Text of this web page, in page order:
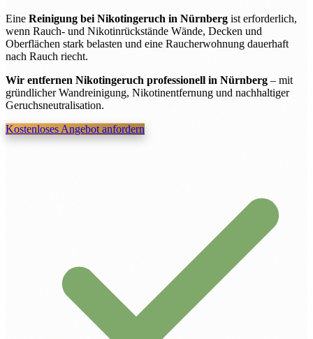
Eine Reinigung bei Nikotingeruch in Nürnberg ist erforderlich,
wenn Rauch- und Nikotinrückstände Wände, Decken und
Oberflächen stark belasten und eine Raucherwohnung dauerhaft
nach Rauch riecht.
Wir entfernen Nikotingeruch professionell in Nürnberg– mit
gründlicher Wandreinigung, Nikotinentfernung und nachhaltiger
Geruchsneutralisation.
Kostenloses Angebot anfordern